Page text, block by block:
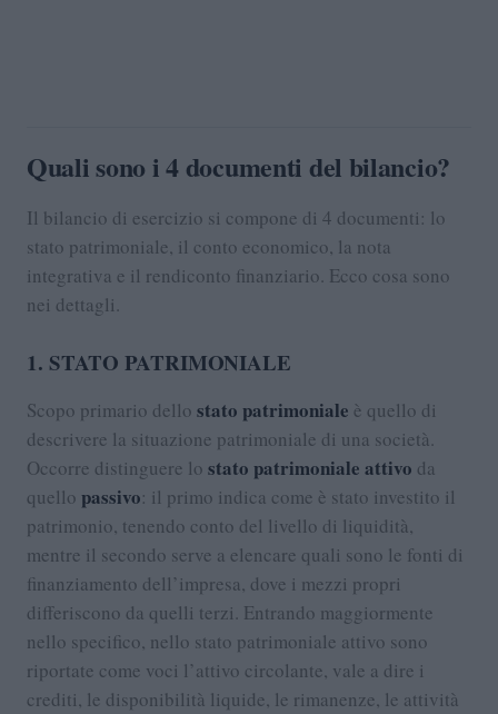
Quali sono i 4 documenti del bilancio?
Il bilancio di esercizio si compone di 4 documenti: lo
stato patrimoniale, il conto economico, la nota
integrativa e il rendiconto finanziario. Ecco cosa sono
nei dettagli.
1. STATO PATRIMONIALE
Scopo primario dello stato patrimoniale è quello di
descrivere la situazione patrimoniale di una società.
Occorre distinguere lo stato patrimoniale attivo da
quello passivo: il primo indica come è stato investito il
patrimonio, tenendo conto del livello di liquidità,
mentre il secondo serve a elencare quali sono le fonti di
finanziamento dell’impresa, dove i mezzi propri
differiscono da quelli terzi. Entrando maggiormente
nello specifico, nello stato patrimoniale attivo sono
riportate come voci l’attivo circolante, vale a dire i
crediti, le disponibilità liquide, le rimanenze, le attività